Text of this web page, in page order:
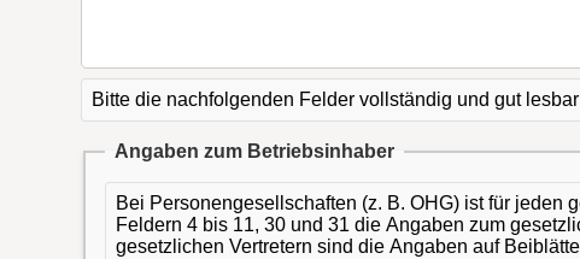
Bitte die nachfolgenden Felder vollständig und gut
Angaben zum Betriebsinhaber
Bei Personengesellschaften (z. B. OHG) ist für jeden
Feldern 4 bis 11, 30 und 31 die Angaben zum
gesetzlichen Vertretern sind die Angaben auf